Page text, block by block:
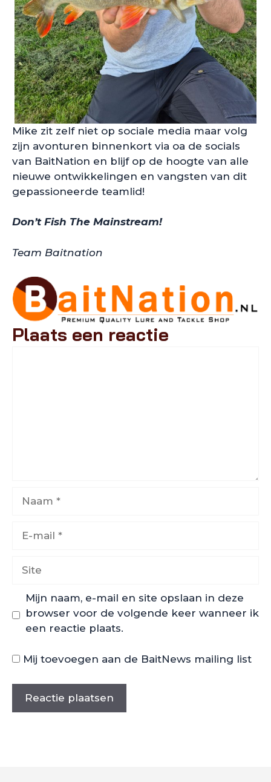
Mike zit zelf niet op sociale media maar volg
zijn avonturen binnenkort via oa de socials
van BaitNation en blijf op de hoogte van alle
nieuwe ontwikkelingen en vangsten van dit
gepassioneerde teamlid!
Don’t Fish The Mainstream!
Team Baitnation
Plaats een reactie
Mijn naam, e-mail en site opslaan in deze
browser voor de volgende keer wanneer ik
een reactie plaats.
Mij toevoegen aan de BaitNews mailing list